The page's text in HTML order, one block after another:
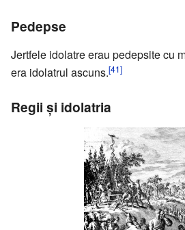
Pedepse
Jertfele idolatre erau pedepsite cu
era idolatrul ascuns.[41]
Regii şi idolatria